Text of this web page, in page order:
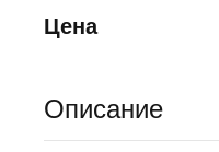
Цена
Описание